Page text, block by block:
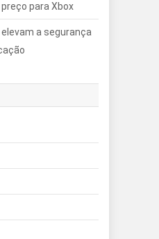
para Xbox
a segurança